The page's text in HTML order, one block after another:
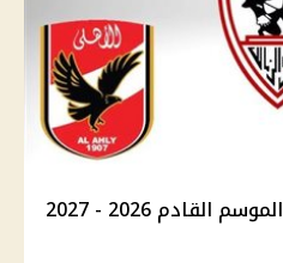
موعد بدء الدورى المصري الموسم القادم 2026 - 2027